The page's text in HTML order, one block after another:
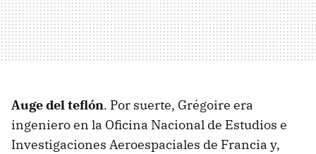
Auge del teflón. Por suerte, Grégoire era
ingeniero en la Oficina Nacional de Estudios e
Investigaciones Aeroespaciales de Francia y,